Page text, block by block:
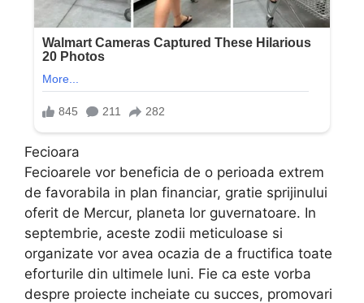
Fecioara
Fecioarele vor beneficia de o perioada extrem
de favorabila in plan financiar, gratie sprijinului
oferit de Mercur, planeta lor guvernatoare. In
septembrie, aceste zodii meticuloase si
organizate vor avea ocazia de a fructifica toate
eforturile din ultimele luni. Fie ca este vorba
despre proiecte incheiate cu succes, promovari